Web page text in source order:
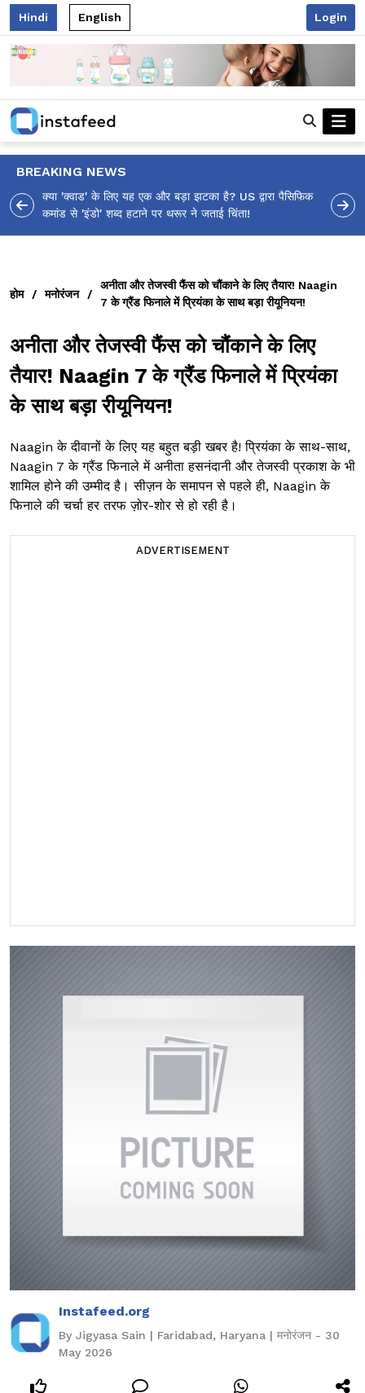
Hindi English Login
BREAKING NEWS
आलिया भट्ट का मज़ेदार 'शर्वरी कहाँ है?' पोस्ट, 'अल्फा' टीज़र पर
उठे सवालों का मज़ाकिया जवाब!
होम / मनोरंजन /
अनीता और तेजस्वी फैंस को चौंकाने के लिए तैयार! Naagin
7 के ग्रैंड फिनाले में प्रियंका के साथ बड़ा रीयूनियन!
अनीता और तेजस्वी फैंस को चौंकाने के लिए
तैयार! Naagin 7 के ग्रैंड फिनाले में प्रियंका
के साथ बड़ा रीयूनियन!
Naagin के दीवानों के लिए यह बहुत बड़ी खबर है! प्रियंका के साथ-साथ,
Naagin 7 के ग्रैंड फिनाले में अनीता हसनंदानी और तेजस्वी प्रकाश के भी
शामिल होने की उम्मीद है। सीज़न के समापन से पहले ही, Naagin के
फिनाले की चर्चा हर तरफ ज़ोर-शोर से हो रही है।
ADVERTISEMENT
Instafeed.org
By Jigyasa Sain | Faridabad, Haryana | मनोरंजन - 30
May 2026